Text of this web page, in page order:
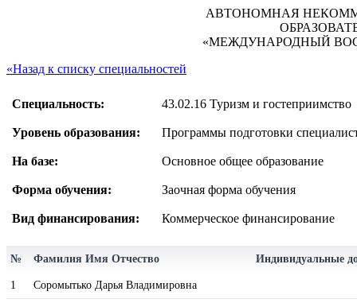
АВТОНОМНАЯ
«МЕЖДУНАРОДНЫЙ
«Назад к списку специальностей
Специальность: 43.02.16 Туризм и гостеприимство
Уровень образования: Программы подготовки
На базе: Основное общее образование
Форма обучения: Заочная форма обучения
Вид финансирования: Коммерческое финансирование
№ Фамилия Имя Отчество Индивидуальные
1 Соромытько Дарья Владимировна